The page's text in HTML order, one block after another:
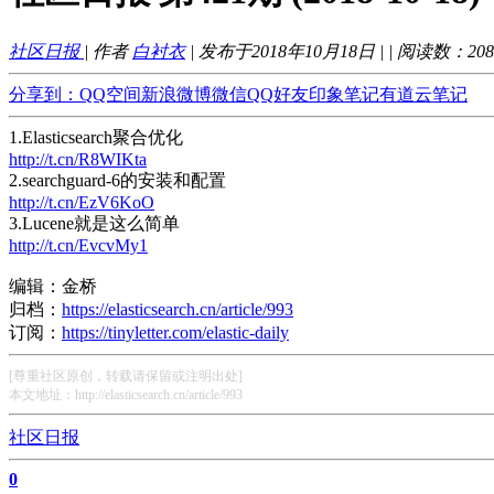
社区日报 | 作者白衬衣 | 发布于2018年10月18日 | | 阅读数：
分享到： QQ空间新浪微博微信QQ好友印象笔记有道云笔记
1.Elasticsearch聚合优化
http://t.cn/R8WIKta
2.searchguard-6的安装和配置
http://t.cn/EzV6KoO
3.Lucene就是这么简单
http://t.cn/EvcvMy1
编辑：金桥
归档： https://elasticsearch.cn/article/993
订阅： https://tinyletter.com/elastic-daily
[尊重社区原创，转载请保留或注明出处]
本文地址：http://elasticsearch.cn/article/993
社区日报
0